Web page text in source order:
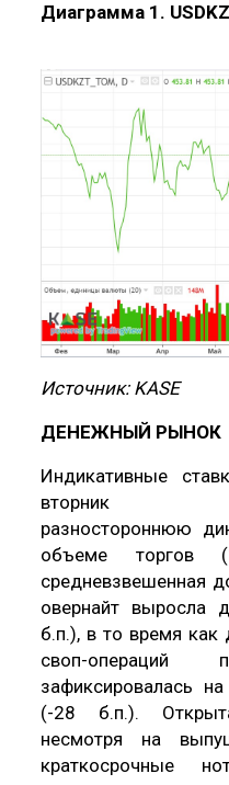
Диаграмма 1.
Источник: KASE
ДЕНЕЖНЫЙ РЫНОК
Индикативные
вторник
разностороннюю
объеме торгов
средневзвешенная
овернайт выросла
б.п.), в то время как
своп-
зафиксировалась
(-28 б.п.).
несмотря на
краткосрочные